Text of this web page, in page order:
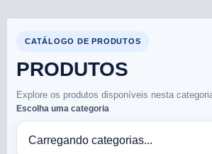
CATÁLOGO DE PRODUTOS
PRODUTOS
Explore os produtos disponíveis nesta
Escolha uma categoria